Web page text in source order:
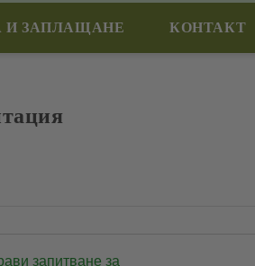
И ЗАПЛАЩАНЕ КОНТАКТ
запитване за